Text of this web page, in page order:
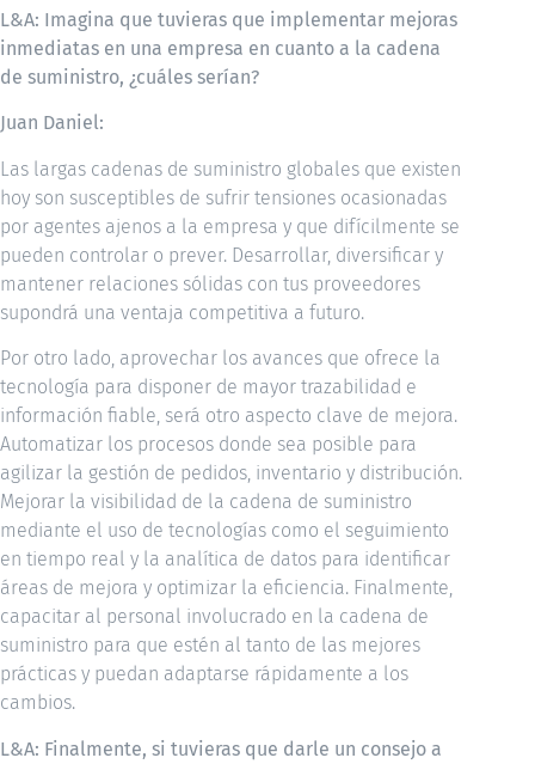
L&A: Imagina que tuvieras que implementar mejoras
inmediatas en una empresa en cuanto a la cadena
de suministro, ¿cuáles serían?
Juan Daniel:
Las largas cadenas de suministro globales que existen
hoy son susceptibles de sufrir tensiones ocasionadas
por agentes ajenos a la empresa y que difícilmente se
pueden controlar o prever. Desarrollar, diversificar y
mantener relaciones sólidas con tus proveedores
supondrá una ventaja competitiva a futuro.
Por otro lado, aprovechar los avances que ofrece la
tecnología para disponer de mayor trazabilidad e
información fiable, será otro aspecto clave de mejora.
Automatizar los procesos donde sea posible para
agilizar la gestión de pedidos, inventario y distribución.
Mejorar la visibilidad de la cadena de suministro
mediante el uso de tecnologías como el seguimiento
en tiempo real y la analítica de datos para identificar
áreas de mejora y optimizar la eficiencia. Finalmente,
capacitar al personal involucrado en la cadena de
suministro para que estén al tanto de las mejores
prácticas y puedan adaptarse rápidamente a los
cambios.
L&A: Finalmente, si tuvieras que darle un consejo a